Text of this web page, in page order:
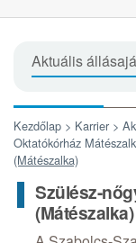
Aktuális
Kezdőlap > Karrier >
Oktatókórház
(Mátészalka)
Szülész-
(Mátészalka)